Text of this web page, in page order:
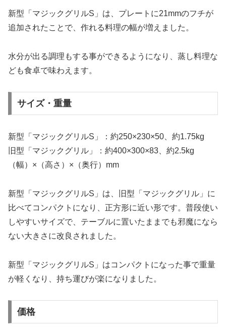
新型「マジックグリルS」は、プレートに21mmのフチが
追加されたことで、作れる料理の幅が増えました。
水分が出る調理もする事ができるようになり、蒸し料理な
ども食卓で味わえます。
サイズ・重量
新型「マジックグリルS」：約250×230×50、約1.75kg
旧型「マジックグリル」：約400×300×83、約2.5kg
（幅）×（高さ）×（奥行）mm
新型「マジックグリルS」は、旧型「マジックグリル」に
比べてコンパクトになり、正方形に近い形です。普段使い
しやすいサイズで、テーブルに置いたままでも邪魔になら
ない大きさに改良されました。
新型「マジックグリルS」はコンパクトになった事で重量
が軽くなり、持ち運びが楽になりました。
価格